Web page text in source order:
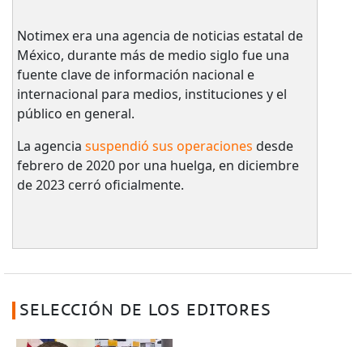
Notimex era una agencia de noticias estatal de
México, durante más de medio siglo fue una
fuente clave de información nacional e
internacional para medios, instituciones y el
público en general.
La agencia suspendió sus operaciones desde
febrero de 2020 por una huelga, en diciembre
de 2023 cerró oficialmente.
SELECCIÓN DE LOS EDITORES